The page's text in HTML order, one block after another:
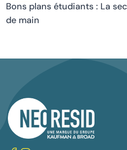
Bons plans étudiants : La
de main